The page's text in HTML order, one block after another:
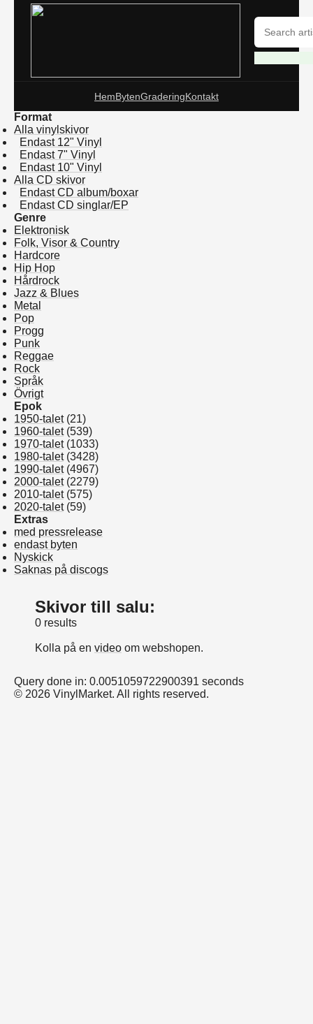
HemBytenGraderingKontakt
Format
Alla vinylskivor
Endast 12" Vinyl
Endast 7" Vinyl
Endast 10" Vinyl
Alla CD skivor
Endast CD album/boxar
Endast CD singlar/EP
Genre
Elektronisk
Folk, Visor & Country
Hardcore
Hip Hop
Hårdrock
Jazz & Blues
Metal
Pop
Progg
Punk
Reggae
Rock
Språk
Övrigt
Epok
1950-talet(21)
1960-talet(539)
1970-talet(1033)
1980-talet(3428)
1990-talet(4967)
2000-talet(2279)
2010-talet(575)
2020-talet(59)
Extras
med pressrelease
endast byten
Nyskick
Saknas på discogs
Skivor till salu:
0 results
Kolla på en video om webshopen.
Query done in: 0.0051059722900391 seconds
© 2026 VinylMarket. All rights reserved.